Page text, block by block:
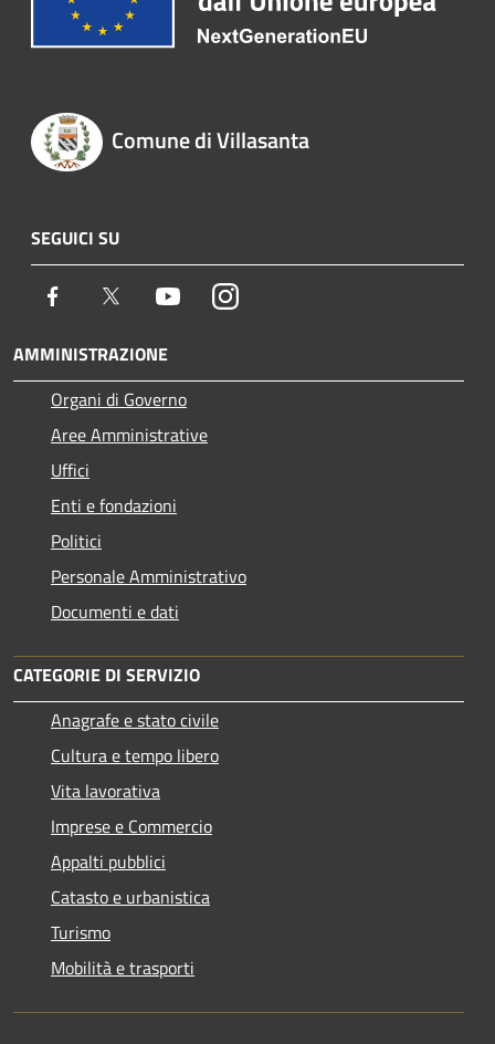
Comune di Villasanta
SEGUICI SU
Facebook Twitter YoutubeInstagram
AMMINISTRAZIONE
Organi di Governo
Aree Amministrative
Uffici
Enti e fondazioni
Politici
Personale Amministrativo
Documenti e dati
CATEGORIE DI SERVIZIO
Anagrafe e stato civile
Cultura e tempo libero
Vita lavorativa
Imprese e Commercio
Appalti pubblici
Catasto e urbanistica
Turismo
Mobilità e trasporti